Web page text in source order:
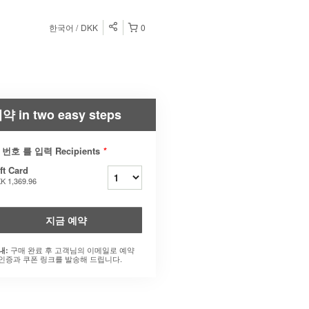
0
한국어 DKK
약 in two easy steps
번호 를 입력 Recipients *
Card
1,369.96
지금 예약
: 구매 완료 후 고객님의 이메일로 예약
증과 쿠폰 링크를 발송해 드립니다.